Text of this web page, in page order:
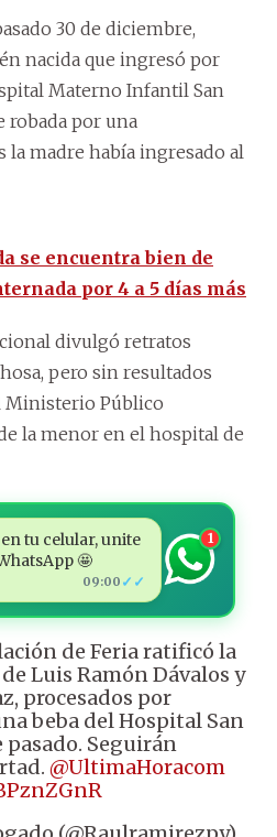
30 de diciembre,
nacida que ingresó por
Materno Infantil San
robada por una
la madre había ingresado al
se encuentra bien de
por 4 a 5 días más
divulgó retratos
pero sin resultados
Ministerio Público
la menor en el hospital de
tu celular, unite
🤩
09:00 ✓✓
1
de Feria ratificó la
Luis Ramón Dávalos y
procesados por
beba del Hospital San
Seguirán
@UltimaHoracom